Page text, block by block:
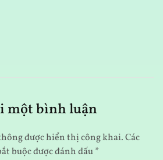
một bình luận
được hiển thị công khai.Các
buộc được đánh dấu*